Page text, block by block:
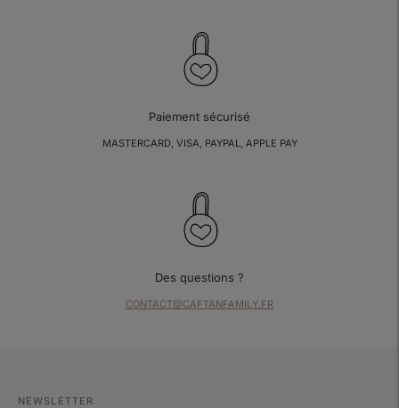
Paiement sécurisé
MASTERCARD, VISA, PAYPAL, APPLE PAY
Des questions ?
CONTACT@CAFTANFAMILY.FR
NEWSLETTER